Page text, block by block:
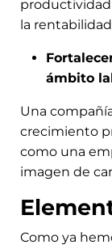
la
ámbito
Una
crecimiento
como una
imagen de
Como ya